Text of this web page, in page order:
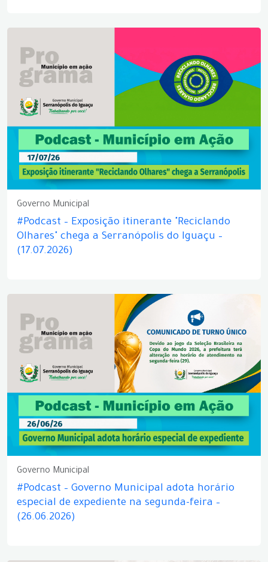
Governo Municipal
#Podcast – Exposição itinerante "Reciclando
Olhares" chega a Serranópolis do Iguaçu –
(17.07.2026)
Governo Municipal
#Podcast – Governo Municipal adota horário
especial de expediente na segunda-feira –
(26.06.2026)